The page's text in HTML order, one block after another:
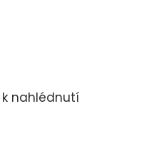
k nahlédnutí